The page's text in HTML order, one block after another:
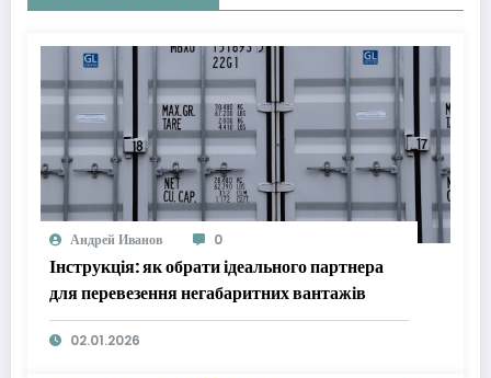
Андрей Иванов 0
Інструкція: як обрати ідеального партнера
для перевезення негабаритних вантажів
02.01.2026